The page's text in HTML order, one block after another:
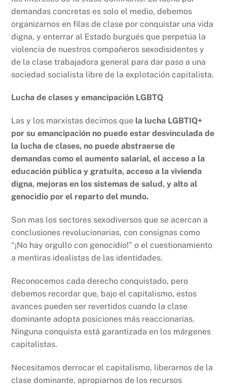
demandas concretas es solo el medio, debemos
organizarnos en filas de clase por conquistar una vida
digna, y enterrar al Estado burgués que perpetúa la
violencia de nuestros compañeros sexodisidentes y
de la clase trabajadora general para dar paso a una
sociedad socialista libre de la explotación capitalista.
Lucha de clases y emancipación LGBTQ
Las y los marxistas decimos que la lucha LGBTIQ+
por su emancipación no puede estar desvinculada de
la lucha de clases, no puede abstraerse de
demandas como el aumento salarial, el acceso a la
educación pública y gratuita, acceso a la vivienda
digna, mejoras en los sistemas de salud, y alto al
genocidio por el reparto del mundo.
Son mas los sectores sexodiversos que se acercan a
conclusiones revolucionarias, con consignas como
“¡No hay orgullo con genocidio!” o el cuestionamiento
a mentiras idealistas de las identidades.
Reconocemos cada derecho conquistado, pero
debemos recordar que, bajo el capitalismo, estos
avances pueden ser revertidos cuando la clase
dominante adopta posiciones más reaccionarias.
Ninguna conquista está garantizada en los márgenes
capitalistas.
Necesitamos derrocar el capitalismo, liberarnos de la
clase dominante, apropiarnos de los recursos